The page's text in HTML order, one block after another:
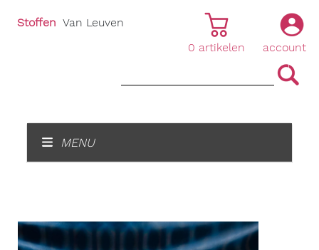
account
|
0 artikelen
Stoffen Van Leuven
MENU